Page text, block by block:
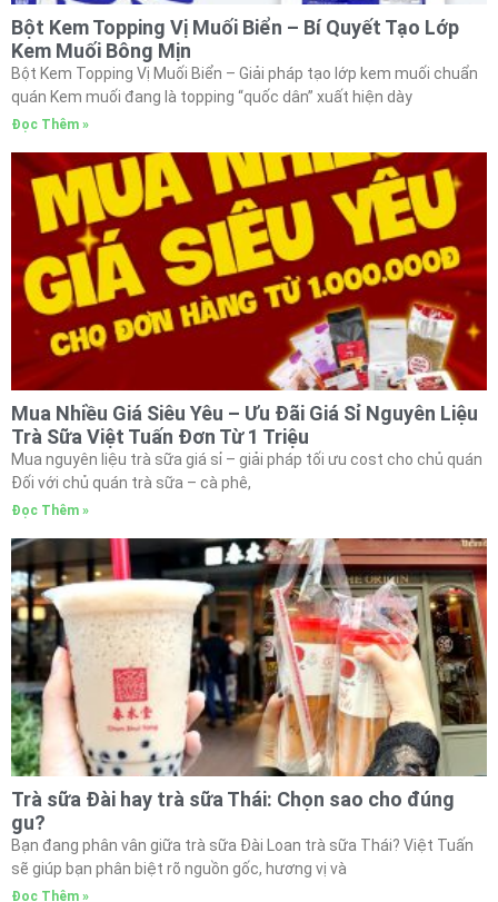
Bột Kem Topping Vị Muối Biển – Bí Quyết Tạo Lớp
Kem Muối Bông Mịn
Bột Kem Topping Vị Muối Biển – Giải pháp tạo lớp kem muối chuẩn
quán Kem muối đang là topping “quốc dân” xuất hiện dày
Đọc Thêm »
Mua Nhiều Giá Siêu Yêu – Ưu Đãi Giá Sỉ Nguyên Liệu
Trà Sữa Việt Tuấn Đơn Từ 1 Triệu
Mua nguyên liệu trà sữa giá sỉ – giải pháp tối ưu cost cho chủ quán
Đối với chủ quán trà sữa – cà phê,
Đọc Thêm »
Trà sữa Đài hay trà sữa Thái: Chọn sao cho đúng
gu?
Bạn đang phân vân giữa trà sữa Đài Loan trà sữa Thái? Việt Tuấn
sẽ giúp bạn phân biệt rõ nguồn gốc, hương vị và
Đọc Thêm »